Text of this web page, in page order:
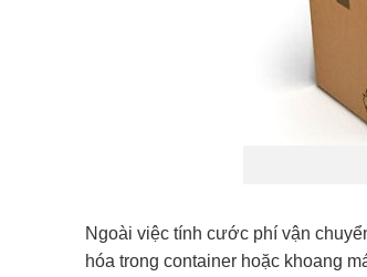
Ngoài việc tính cước phí vận
hóa trong container hoặc khoang